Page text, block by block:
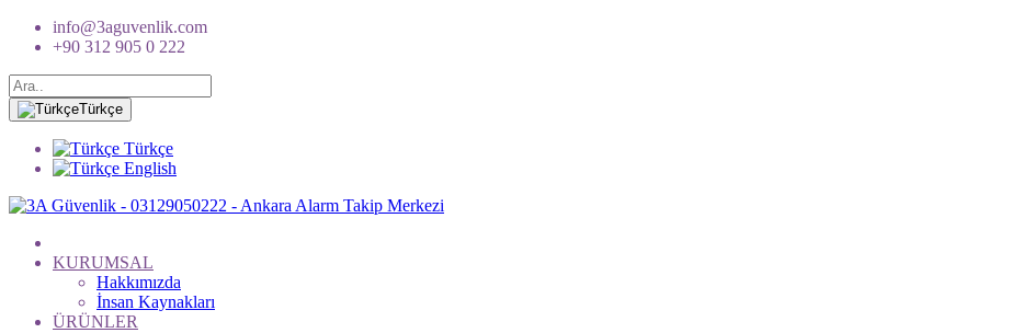
info@3aguvenlik.com
+90 312 905 0 222
Türkçe
Türkçe
English
KURUMSAL
Hakkımızda
İnsan Kaynakları
ÜRÜNLER